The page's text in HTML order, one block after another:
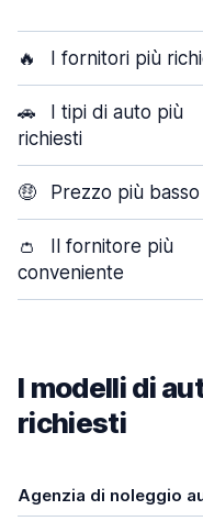
🔥 I fornitori più
🚗
I tipi di auto più
richiesti
🤑 Prezzo più basso
👛
Il fornitore più
conveniente
I modelli di
richiesti
Agenzia di noleggio